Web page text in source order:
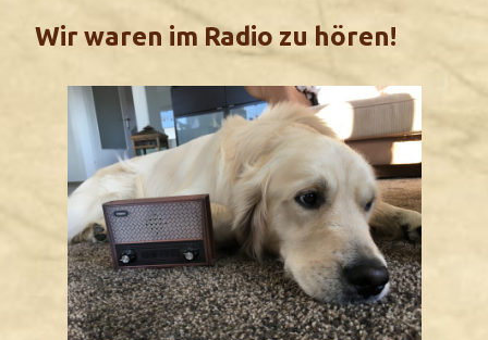
Wir waren im Radio zu hören!